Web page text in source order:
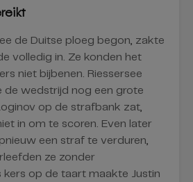
de Duitse ploeg begon, zakte
volledig in. Ze konden het
niet bijbenen. Riessersee
de wedstrijd nog een grote
op de strafbank zat,
in om te scoren. Even later
een straf te verduren,
ze zonder
kers op de taart maakte Justin